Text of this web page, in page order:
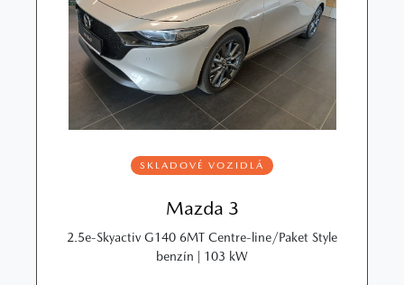
SKLADOVÉ VOZIDLÁ
Mazda 3
2.5e-Skyactiv G140 6MT Centre-line/Paket Style
benzín | 103 kW